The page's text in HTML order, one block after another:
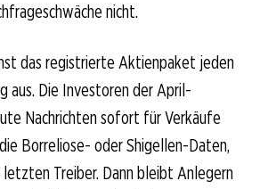
nicht.
das registrierte Aktienpaket jeden
aus. Die Investoren der April-
Nachrichten sofort für Verkäufe
Borreliose- oder Shigellen-Daten,
Treiber. Dann bleibt Anlegern